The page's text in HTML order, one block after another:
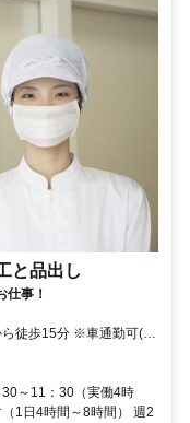
と品出し
事！
ら徒歩15分 ※車通勤可(無
～11：30（実働4時
1日4時間～8時間） 週2